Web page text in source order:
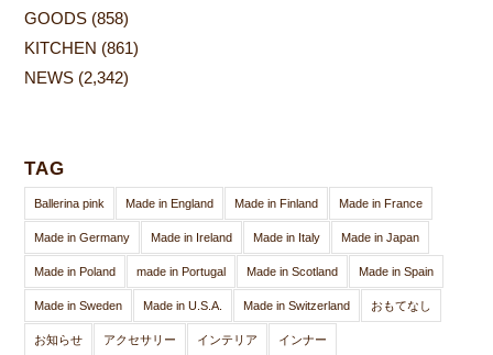
GOODS (858)
KITCHEN (861)
NEWS (2,342)
TAG
Ballerina pink Made in England Made in Finland Made in France
Made in Germany Made in Ireland Made in Italy Made in Japan
Made in Poland made in Portugal Made in Scotland Made in Spain
Made in Sweden Made in U.S.A. Made in Switzerland おもてなし
お知らせ アクセサリー インテリア インナー